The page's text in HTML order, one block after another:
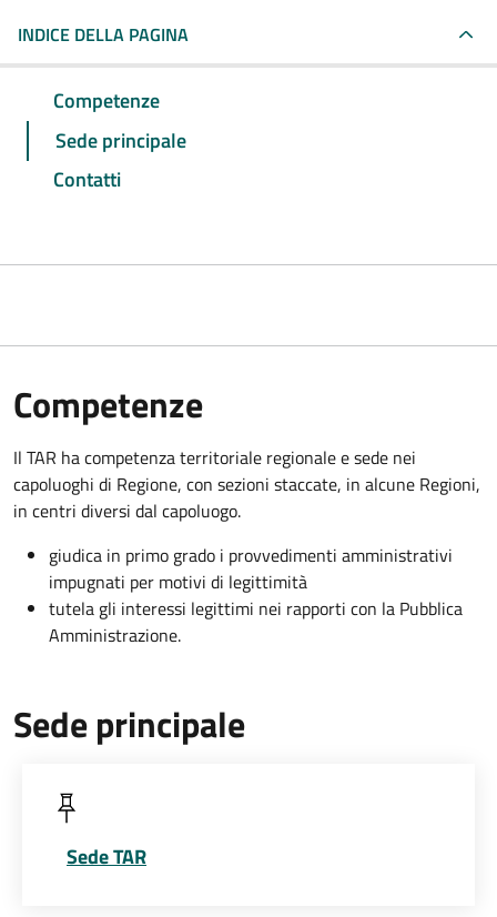
INDICE DELLA PAGINA
Competenze
Sede principale
Contatti
Competenze
Il TAR ha competenza territoriale regionale e sede nei
capoluoghi di Regione, con sezioni staccate, in alcune Regioni,
in centri diversi dal capoluogo.
giudica in primo grado i provvedimenti amministrativi
impugnati per motivi di legittimità
tutela gli interessi legittimi nei rapporti con la Pubblica
Amministrazione.
Sede principale
Sede TAR